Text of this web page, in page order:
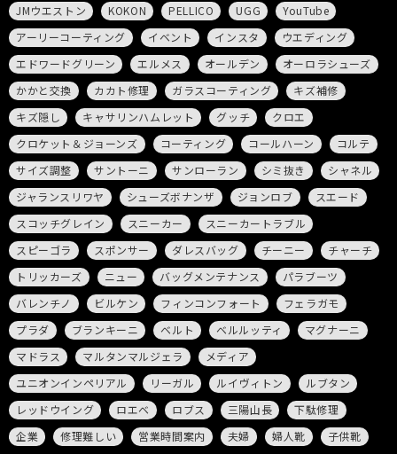
JMウエストン KOKON PELLICO UGG
YouTube
アーリーコーティング
イベント インスタ
ウエディング
エドワードグリーン
エルメス オールデン
オーロラシューズ
かかと交換
カカト修理 ガラスコーティング
キズ補修
キズ隠し
キャサリンハムレット グッチ
クロエ
クロケット＆ジョーンズ
コーティング コールハーン
コルテ
サイズ調整
サントーニ サンローラン シミ抜き
シャネル
ジャランスリワヤ
シューズボナンザ ジョンロブ
スエード
スコッチグレイン
スニーカー
スニーカートラブル
スピーゴラ
スポンサー ダレスバッグ チーニー
チャーチ
トリッカーズ
ニュー バッグメンテナンス
パラブーツ
バレンチノ
ビルケン フィンコンフォート
フェラガモ
プラダ
ブランキーニ ベルト ベルルッティ
マグナーニ
マドラス
マルタンマルジェラ
メディア
ユニオンインペリアル
リーガル ルイヴィトン
ルブタン
レッドウイング
ロエベ ロブス 三陽山長
下駄修理
企業
修理難しい 営業時間案内 夫婦 婦人靴
子供靴